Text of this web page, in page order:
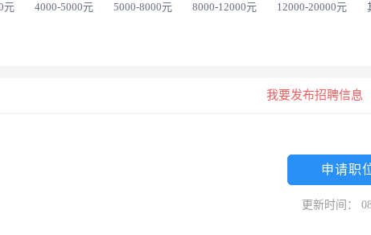
元 4000-5000元 5000-8000元 8000-12000元 12000-20000元
我要发布招聘信息
申请职
更新时间：